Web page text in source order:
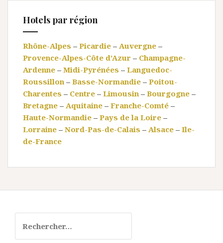
Hotels par région
Rhône-Alpes – Picardie – Auvergne –
Provence-Alpes-Côte d’Azur – Champagne-
Ardenne – Midi-Pyrénées – Languedoc-
Roussillon – Basse-Normandie – Poitou-
Charentes – Centre – Limousin – Bourgogne –
Bretagne – Aquitaine – Franche-Comté –
Haute-Normandie – Pays de la Loire –
Lorraine – Nord-Pas-de-Calais – Alsace – Ile-
de-France